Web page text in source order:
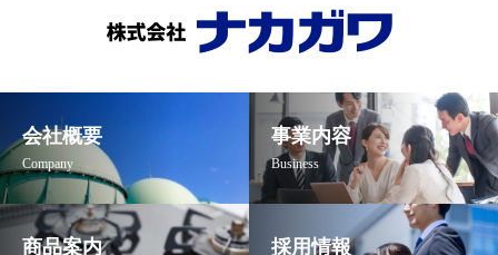
会社概要
Company
事業内容
Business
商品案内 採用情報